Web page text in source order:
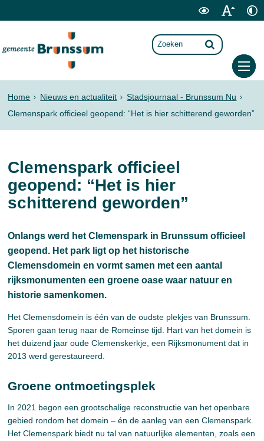
Home Nieuws en actualiteit
Stadsjournaal - Brunssum Nu
Clemenspark officieel geopend: “Het is hier schitterend geworden”
Clemenspark officieel
geopend: “Het is hier
schitterend geworden”
Onlangs werd het Clemenspark in Brunssum officieel
geopend. Het park ligt op het historische
Clemensdomein en vormt samen met een aantal
rijksmonumenten een groene oase waar natuur en
historie samenkomen.
Het Clemensdomein is één van de oudste plekjes van Brunssum.
Sporen gaan terug naar de Romeinse tijd. Hart van het domein is
het duizend jaar oude Clemenskerkje, een Rijksmonument dat in
2013 werd gerestaureerd.
Groene ontmoetingsplek
In 2021 begon een grootschalige reconstructie van het openbare
gebied rondom het domein – én de aanleg van een Clemenspark.
Het Clemenspark biedt nu tal van natuurlijke elementen, zoals een